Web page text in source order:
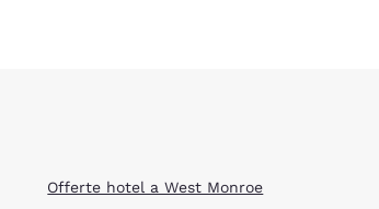
Offerte hotel a West Monroe